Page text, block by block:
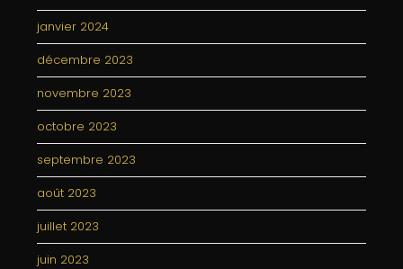
janvier 2024
décembre 2023
novembre 2023
octobre 2023
septembre 2023
août 2023
juillet 2023
juin 2023